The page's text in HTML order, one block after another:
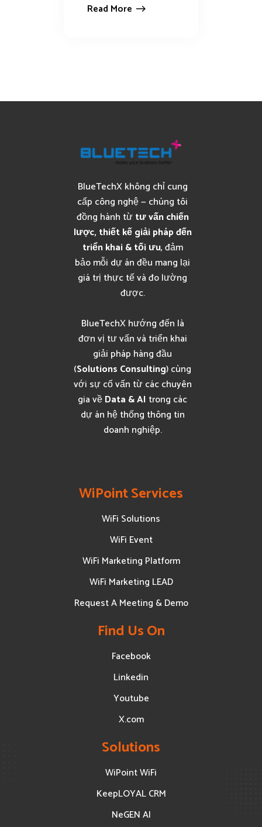
Read More
BlueTechX không chỉ cung
cấp công nghệ — chúng tôi
đồng hành từtư vấn chiến
lược, thiết kế giải pháp đến
triển khai & tối ưu, đảm
bảo mỗi dự án đều mang lại
giá trị thực tế và đo lường
được.
BlueTechX hướng đến là
đơn vị tư vấn và triển khai
giải pháp hàng đầu
(Solutions Consulting) cùng
với sự cố vấn từ các chuyên
gia vềData & AI trong các
dự án hệ thống thông tin
doanh nghiệp.
WiPoint Services
WiFi Solutions
WiFi Event
WiFi Marketing Platform
WiFi Marketing LEAD
Request A Meeting & Demo
Find Us On
Facebook
Linkedin
Youtube
X.com
Solutions
WiPoint WiFi
KeepLOYAL CRM
NeGEN AI